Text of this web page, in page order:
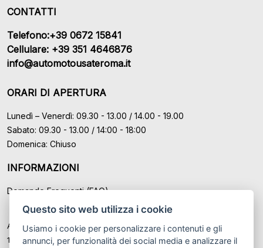
Questo sito web utilizza i cookie
Usiamo i cookie per personalizzare i contenuti e gli
annunci, per funzionalità dei social media e analizzare il
CONTATTI
Telefono:+39 0672 15841
Cellulare: +39 351 4646876
info@automotousateroma.it
ORARI DI APERTURA
Lunedì – Venerdì: 09.30 - 13.00 / 14.00 - 19.00
Sabato: 09.30 - 13.00 / 14:00 - 18:00
Domenica: Chiuso
INFORMAZIONI
Domande Frequenti (FAQ)
Auto Moto Usate Roma Srl sede di Marino - Roma, P.IVA: IT
12489131008